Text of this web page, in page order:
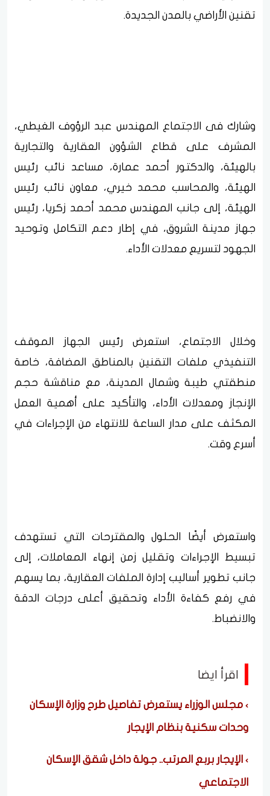
تقنين الأراضي بالمدن الجديدة.
وشارك فى الاجتماع المهندس عبد الرؤوف الغيطي،
المشرف على قطاع الشؤون العقارية والتجارية
بالهيئة، والدكتور أحمد عمارة، مساعد نائب رئيس
الهيئة، والمحاسب محمد خيري، معاون نائب رئيس
الهيئة، إلى جانب المهندس محمد أحمد زكريا، رئيس
جهاز مدينة الشروق، في إطار دعم التكامل وتوحيد
الجهود لتسريع معدلات الأداء.
وخلال الاجتماع، استعرض رئيس الجهاز الموقف
التنفيذي ملفات التقنين بالمناطق المضافة، خاصة
منطقتي طيبة وشمال المدينة، مع مناقشة حجم
الإنجاز ومعدلات الأداء، والتأكيد على أهمية العمل
المكثف على مدار الساعة للانتهاء من الإجراءات في
أسرع وقت.
واستعرض أيضًا الحلول والمقترحات التي تستهدف
تبسيط الإجراءات وتقليل زمن إنهاء المعاملات، إلى
جانب تطوير أساليب إدارة الملفات العقارية، بما يسهم
في رفع كفاءة الأداء وتحقيق أعلى درجات الدقة
والانضباط.
اقرأ ايضا
مجلس الوزراء يستعرض تفاصيل طرح وزارة الإسكان
وحدات سكنية بنظام الإيجار
الإيجار بربع المرتب.. جولة داخل شقق الإسكان
الاجتماعي